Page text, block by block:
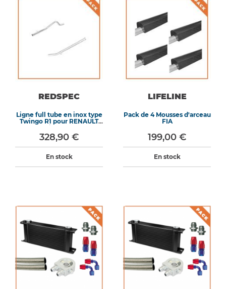
REDSPEC
Ligne full tube en inox type
Twingo R1 pour RENAULT
328,90 €
En stock
LIFELINE
Pack de 4 Mousses d'arceau
FIA
199,00 €
En stock